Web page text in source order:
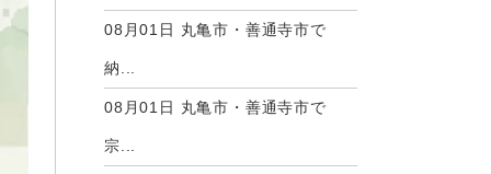
08月01日 丸亀市・善通寺市で
納...
08月01日 丸亀市・善通寺市で
宗...